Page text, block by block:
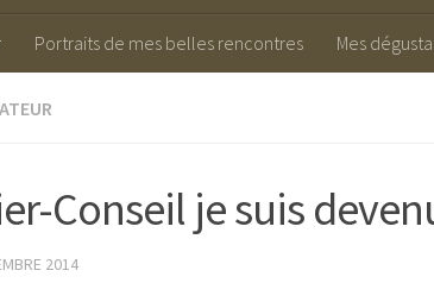
Portraits de mes belles rencontres Mes
Conseil je suis
2014